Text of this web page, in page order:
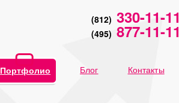
(812) 330-11-11
(495) 877-11-11
Портфолио Блог Контакты